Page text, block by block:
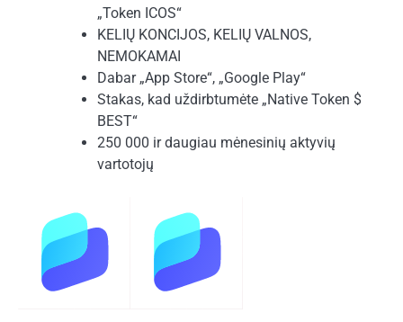
„Token ICOS“
KELIŲ KONCIJOS, KELIŲ VALNOS,
NEMOKAMAI
Dabar „App Store“, „Google Play“
Stakas, kad uždirbtumėte „Native Token $
BEST“
250 000 ir daugiau mėnesinių aktyvių
vartotojų